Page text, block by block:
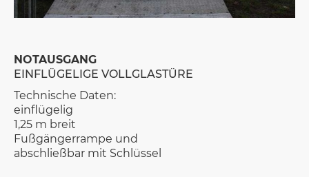
NOTAUSGANG
EINFLÜGELIGE VOLLGLASTÜRE
Technische Daten:
einflügelig
1,25 m breit
Fußgängerrampe und
abschließbar mit Schlüssel